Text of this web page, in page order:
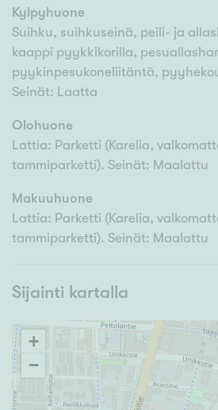
Kylpyhuone
Suihku, suihkuseinä, peili- ja
kaappi pyykkikorilla,
pyykinpesukoneliitäntä,
Seinät: Laatta
Olohuone
Lattia: Parketti (Karelia,
tammiparketti). Seinät: Maalattu
Makuuhuone
Lattia: Parketti (Karelia,
tammiparketti). Seinät: Maalattu
Sijainti kartalla
+
−